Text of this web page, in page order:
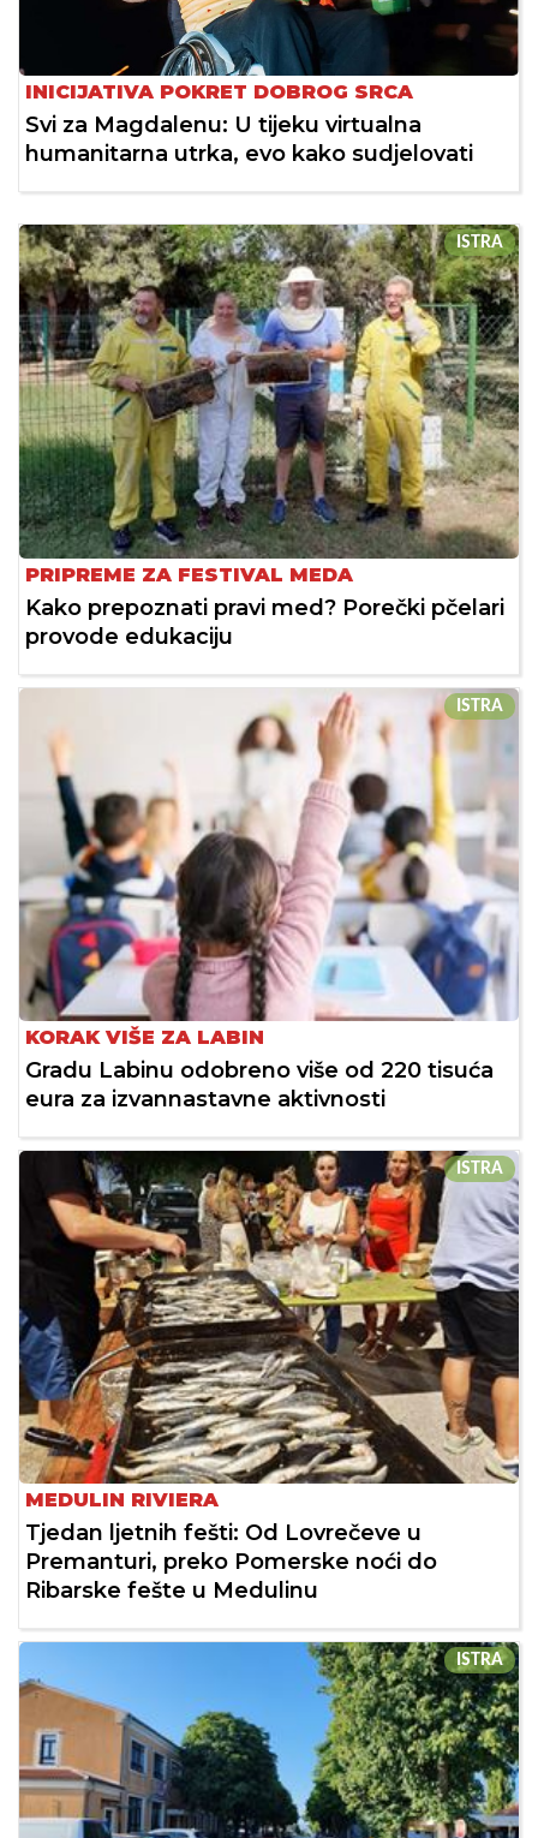
INICIJATIVA POKRET DOBROG SRCA
Svi za Magdalenu: U tijeku virtualna
humanitarna utrka, evo kako sudjelovati
ISTRA
PRIPREME ZA FESTIVAL MEDA
Kako prepoznati pravi med? Porečki pčelari
provode edukaciju
ISTRA
KORAK VIŠE ZA LABIN
Gradu Labinu odobreno više od 220 tisuća
eura za izvannastavne aktivnosti
ISTRA
MEDULIN RIVIERA
Tjedan ljetnih fešti: Od Lovrečeve u
Premanturi, preko Pomerske noći do
Ribarske fešte u Medulinu
ISTRA